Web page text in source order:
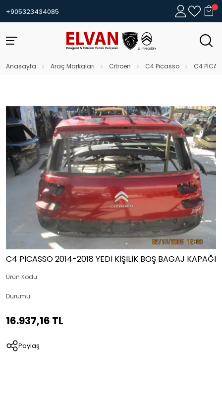
+905323434085
Anasayfa Araç Markaları Citroen C4 Pıcasso C4
C4 PİCASSO 2014-2018 YEDİ KİŞİLİK BOŞ BAGAJ KAPAĞI
Ürün Kodu:
Durumu:
16.937,16 TL
Paylaş